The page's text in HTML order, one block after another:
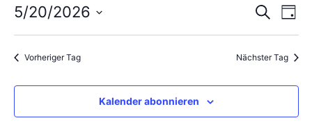
und
SucheTag
5/20/2026
wählen.
Vorheriger Tag Nächster Tag
Kalender abonnieren